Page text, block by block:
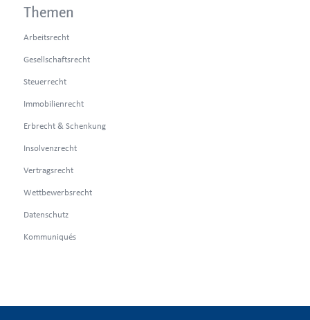
Themen
Arbeitsrecht
Gesellschaftsrecht
Steuerrecht
Immobilienrecht
Erbrecht & Schenkung
Insolvenzrecht
Vertragsrecht
Wettbewerbsrecht
Datenschutz
Kommuniqués